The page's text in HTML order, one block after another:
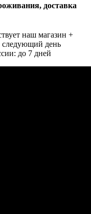
доставка
наш магазин +
следующий день
до 7 дней